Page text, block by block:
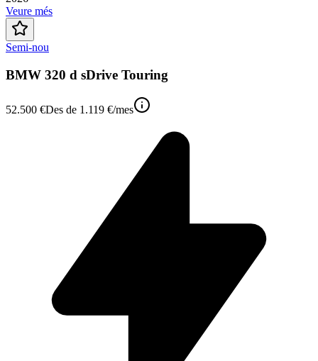
Veure més
Semi-nou
BMW 320 d sDrive Touring
52.500 €Des de 1.119 €/mes